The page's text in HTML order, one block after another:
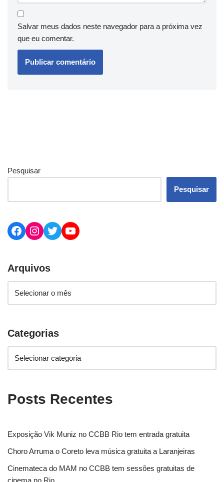
Salvar meus dados neste navegador para a próxima vez
que eu comentar.
Pesquisar
Pesquisar
Arquivos
Categorias
Posts Recentes
Exposição Vik Muniz no CCBB Rio tem entrada gratuita
Choro Arruma o Coreto leva música gratuita a Laranjeiras
Cinemateca do MAM no CCBB tem sessões gratuitas de